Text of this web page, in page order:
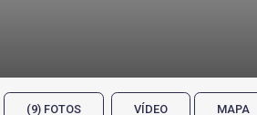
(9) FOTOS VÍDEO MAPA